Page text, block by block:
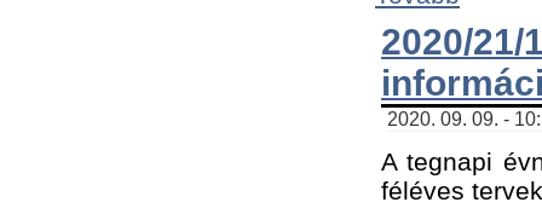
2020/
2020. 09. 09. -
A tegnapi
féléves